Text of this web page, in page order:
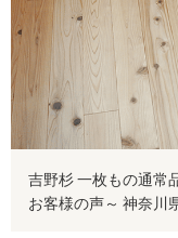
吉野杉 一枚もの通常
お客様の声～ 神奈川